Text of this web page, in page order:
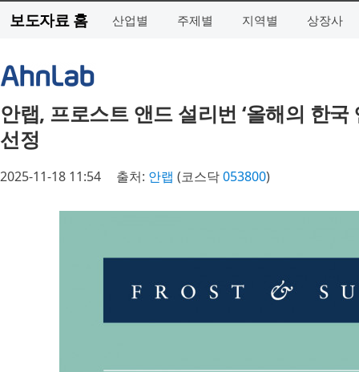
보도자료 홈 산업별 주제별 지역별 상장사
안랩, 프로스트 앤드 설리번 ‘올해의 한
선정
2025-11-18 11:54 출처: 안랩 (코스닥053800)